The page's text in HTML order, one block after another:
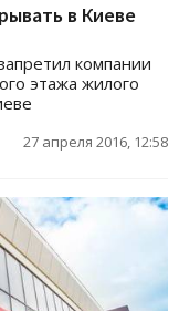
в Киеве
компании
этажа жилого
27 апреля 2016, 12:58